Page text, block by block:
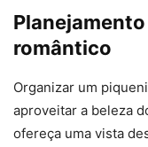
romântico
Organizar um
aproveitar a beleza
ofereça uma vista